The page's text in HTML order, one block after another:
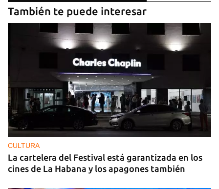
También te puede interesar
CULTURA
La cartelera del Festival está garantizada en los
cines de La Habana y los apagones también